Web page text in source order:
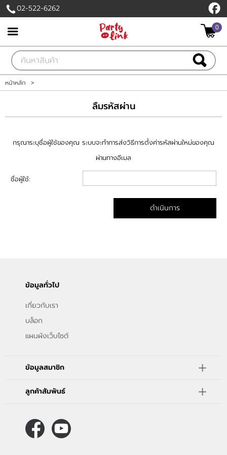
เข้าสู่ระบบ สมัครสมาชิก
สินค้าที่สนใจ( 0 )
แผนกสินค้า
แจ้งชำระเงิน
ข่าวสาร
02-522-6262
0
หน้าหลัก >
ลืมรหัสผ่าน
กรุณาระบุชื่อผู้ใช้ของคุณ ระบบจะทำการส่งวิธีการตั้งค่ารหัสผ่านใหม่ของคุณ
ผ่านทางอีเมล
ชื่อผู้ใช้:
ดำเนินการ
ข้อมูลทั่วไป
เกี่ยวกับเรา
บล็อก
แผนผังเว็บไซต์
ข้อมูลสมาชิก
ลูกค้าสัมพันธ์